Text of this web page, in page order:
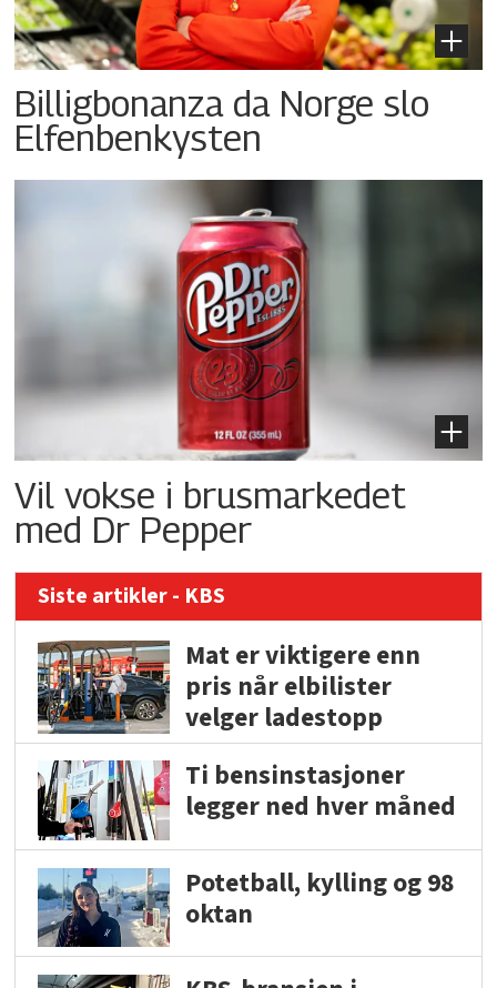
Billigbonanza da Norge slo
Elfenbenkysten
Vil vokse i brusmarkedet
med Dr Pepper
Siste artikler - KBS
Mat er viktigere enn
pris når elbilister
velger ladestopp
Ti bensinstasjoner
legger ned hver måned
Potetball, kylling og 98
oktan